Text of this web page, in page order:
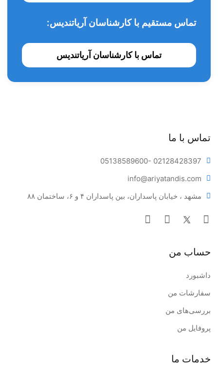
این نوع از لوپ های چشمی در ابتدا IPD دندانپزشک اندازه گیری می
ویژگی های لوپ چشمی Perioptix مدل TTL:
فوق العاده سبک با وزنی حدود 36 گرم
تعبیه شده بر روی قاب های سبک و بسیار مقاوم Adivista
سه حالت قابل تنظیم زاویه انحراف
دو حالت تنظیم پد بینی
قابلیت تعبیه لنز طبی برروی پد فریم
در رنگهای سفید، قرمز و مشکی
لوپ ساخت ایالات متحده آمریکا
فریم ساخت اتریش
آریاتندیس
تماس مستقیم با کارشناسان آریاتندیس:
تماس با کارشناسان آریاتندیس
تماس با ما
05138589600- 02128428397
info@ariyatandis.com
مشهد ، خیابان پاسداران، بین پاسداران ۴ و ۶، ساختمان ۸۸
حساب من
داشبورد
سفارشات من
بررسی‌های من
پروفایل من
خدمات ما